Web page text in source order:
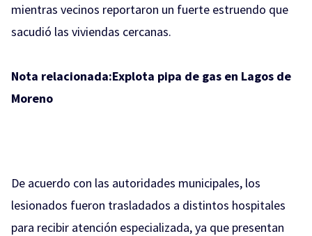
mientras vecinos reportaron un fuerte estruendo que
sacudió las viviendas cercanas.
Nota relacionada:Explota pipa de gas en Lagos de
Moreno
De acuerdo con las autoridades municipales, los
lesionados fueron trasladados a distintos hospitales
para recibir atención especializada, ya que presentan